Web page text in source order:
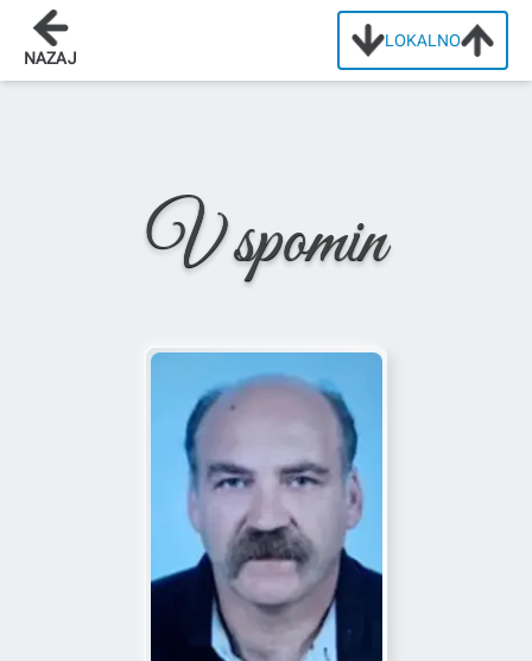
LOKALNO
NAZAJ
Domov
V spomin